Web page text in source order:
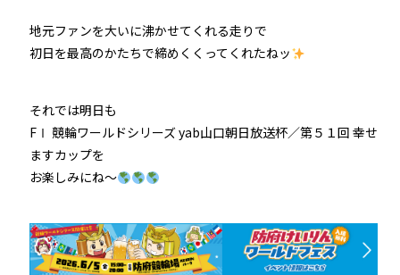
地元ファンを大いに沸かせてくれる走りで
初日を最高のかたちで締めくくってくれたねッ
それでは明日も
FⅠ 競輪ワールドシリーズ yab山口朝日放送杯／第５１回 幸せ
ますカップを
お楽しみにね～